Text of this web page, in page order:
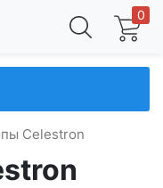
0
Celestron